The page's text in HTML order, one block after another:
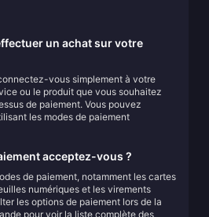
un achat sur votre
vous simplement à votre
ou le produit que vous souhaitez
de paiement. Vous pouvez
les modes de paiement
acceptez-vous ?
de paiement, notamment les cartes
numériques et les virements
les options de paiement lors de la
pour voir la liste complète des